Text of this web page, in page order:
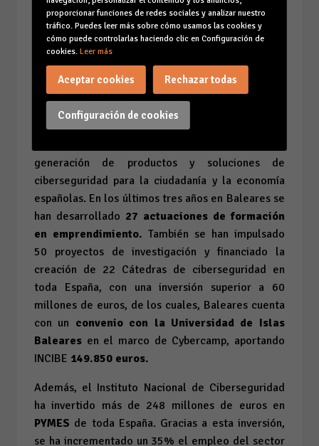
Empresas (8,9%) y las 76 restantes de Menores
(4,2%).Las temáticas más consultadas fueron:
compras fraudulentas (16,8%), vishing
(13,5%), smishing(10,0%) y falsas inversiones
y criptomonedas (6,5%).
Por otro lado, INCIBE invierte en el desarrollo del
emprendimiento, el talento y la investigación en
generación de productos y soluciones de
ciberseguridad para la ciudadanía y la economía
españolas. En los últimos tres años en Baleares se
han desarrollado 27 actuaciones de formación
en emprendimiento. También se han impulsado
50 proyectos de investigación y financiado la
creación de 22 Cátedras de ciberseguridad en
toda España, con una inversión superior a 60
millones de euros, de los cuales, Baleares cuenta
con un convenio con la Universidad de Islas
Baleares en el marco de Cybercamp, aportando
INCIBE 149.850 euros.
Además, el Instituto Nacional de Ciberseguridad
ha invertido más de 248 millones de euros en
PYMES de toda España. Gracias a esta inversión,
se ha incrementado un 35% el empleo del sector
proporcionar funciones de redes sociales y analizar nuestro
tráfico. Puedes leer más sobre cómo usamos las cookies y
cómo puede controlarlas haciendo clic en Configuración de
cookies. Leer más
Configuración de cookies
Aceptar cookies Rechazar todas